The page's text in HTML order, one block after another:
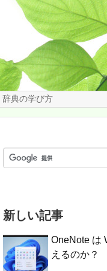
典の学び方
新しい記事
OneNote は
えるのか？